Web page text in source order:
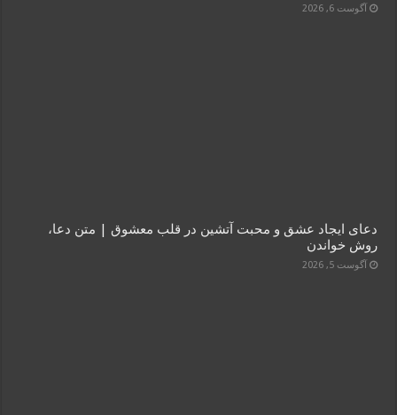
آگوست 6, 2026
دعای ایجاد عشق و محبت آتشین در قلب معشوق | متن دعا،
روش خواندن
آگوست 5, 2026